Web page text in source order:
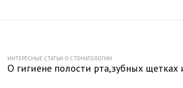
ИНТЕРЕСНЫЕ СТАТЬИ О СТОМАТОЛОГИИ
О гигиене полости рта,зубных